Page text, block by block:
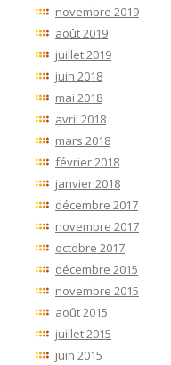
novembre 2019
août 2019
juillet 2019
juin 2018
mai 2018
avril 2018
mars 2018
février 2018
janvier 2018
décembre 2017
novembre 2017
octobre 2017
décembre 2015
novembre 2015
août 2015
juillet 2015
juin 2015